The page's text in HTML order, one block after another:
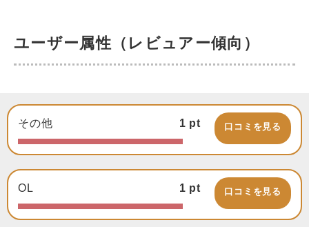
ユーザー属性（レビュアー傾向）
その他 1 pt 口コミを見る
OL 1 pt 口コミを見る